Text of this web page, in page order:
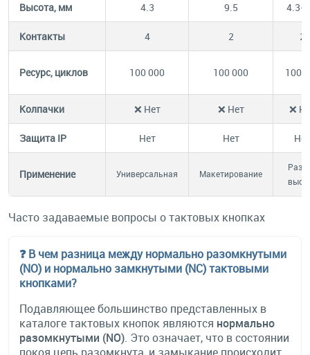
Высота, мм 4.3 9.5
Контакты 4 2 2
Ресурс, циклов 100 000 100 000 100
Колпачки ❌ Нет ❌ Нет ❌
Защита IP Нет Нет Нет
Применение Универсальная Макетирование
Часто задаваемые вопросы о тактовых кнопках
❓ В чем разница между нормально разомкнутыми
(NO) и нормально замкнутыми (NC) тактовыми
кнопками?
Подавляющее большинство представленных в
каталоге тактовых кнопок являются нормально
разомкнутыми (NO). Это означает, что в состоянии